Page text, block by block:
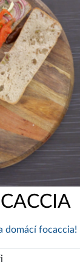
domácí focaccia!